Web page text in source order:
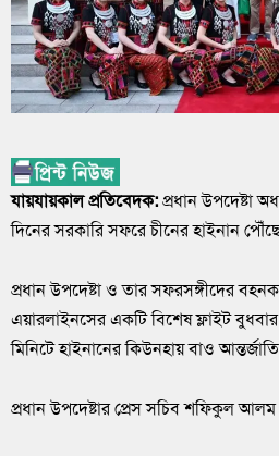
যায়যায়কাল প্রতিবেদক:প্রধান উপদেষ্টা
দিনের সরকারি সফরে চীনের হাইনান
প্রধান উপদেষ্টা ও তার সফরসঙ্গীদের
এয়ারলাইনসের একটি বিশেষ ফ্লাইট
মিনিটে হাইনানের কিউনহায় বাও
প্রধান উপদেষ্টার প্রেস সচিব শফিকুল